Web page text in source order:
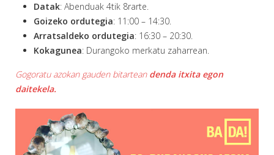
Datak: Abenduak 4tik 8rarte.
Goizeko ordutegia: 11:00 – 14:30.
Arratsaldeko ordutegia: 16:30 – 20:30.
Kokagunea: Durangoko merkatu zaharrean.
Gogoratu azokan gauden bitarteandenda itxita egon
daitekela.